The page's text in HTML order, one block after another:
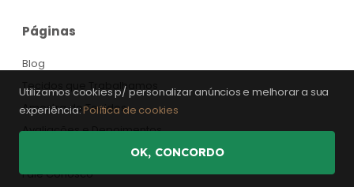
Utilizamos cookies p/ personalizar anúncios e melhorar a sua
experiência: Política de cookies
OK, CONCORDO
Páginas
Blog
Tecidos que Trabalhamos
Amostra de Tecidos
Avaliações e Depoimentos
Fale Conosco